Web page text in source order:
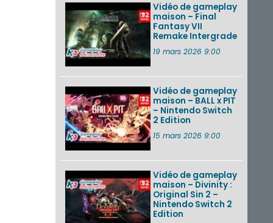
Vidéo de gameplay
maison – Final
Fantasy VII
Remake Intergrade
19 mars 2026 9:00
Vidéo de gameplay
maison – BALL x PIT
– Nintendo Switch
2 Edition
15 mars 2026 9:00
Vidéo de gameplay
maison – Divinity :
Original Sin 2 –
Nintendo Switch 2
Edition